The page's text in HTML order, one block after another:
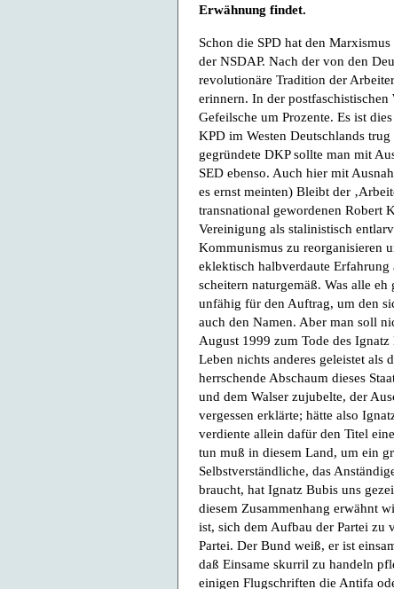
Erwähnung findet.
Schon die SPD hat den
der NSDAP. Nach der von den
revolutionäre Tradition der
erinnern. In der
Gefeilsche um Prozente. Es ist
KPD im Westen Deutschlands
gegründete DKP sollte man mit
SED ebenso. Auch hier mit
es ernst meinten) Bleibt der
transnational gewordenen Robert
Vereinigung als stalinistisch
Kommunismus zu reorganisieren
eklektisch halbverdaute
scheitern naturgemäß. Was alle
unfähig für den Auftrag, um den
auch den Namen. Aber man soll
August 1999 zum Tode des
Leben nichts anderes geleistet als
herrschende Abschaum dieses
und dem Walser zujubelte, der
vergessen erklärte; hätte also
verdiente allein dafür den Titel
tun muß in diesem Land, um ein
Selbstverständliche, das
braucht, hat Ignatz Bubis uns
diesem Zusammenhang erwähnt
ist, sich dem Aufbau der Partei zu
Partei. Der Bund weiß, er ist
daß Einsame skurril zu handeln
einigen Flugschriften die Antifa